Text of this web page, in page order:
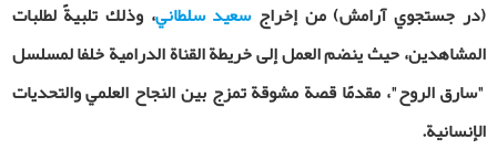
(در جستجوي آرامش) من إخراجسعيد سلطاني، وذلك تلبيةً لطلبات
المشاهدين، حيث ينضم العمل إلى خريطة القناة الدرامية خلفا لمسلسل
"سارق الروح"، مقدمًا قصة مشوقة تمزج بين النجاح العلمي والتحديات
الإنسانية.